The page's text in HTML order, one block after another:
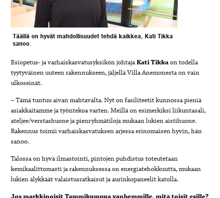
Täällä on hyvät mahdollisuudet tehdä kaikkea, Kati Tikka
sanoo.
Esiopetus- ja varhaiskasvatusyksikön johtajaKati Tikkaon todella
tyytyväinen uuteen rakennukseen, jäljellä Villa Anemonesta on vain
ulkoseinät.
– Tämä tuntuu aivan mahtavalta. Nyt on fasiliteetit kunnossa pieniä
asiakkaitamme ja työntekoa varten. Meillä on esimerkiksi liikuntasali,
ateljee/verstashuone ja pienryhmätiloja mukaan lukien aistihuone.
Rakennus toimii varhaiskasvatuksen arjessa erinomaisen hyvin, hän
sanoo.
Talossa on hyvä ilmastointi, pintojen puhdistus toteutetaan
kemikaalittomasti ja rakennuksessa on energiatehokkuutta, mukaan
lukien älykkäät valaistusratkaisut ja aurinkopaneelit katolla.